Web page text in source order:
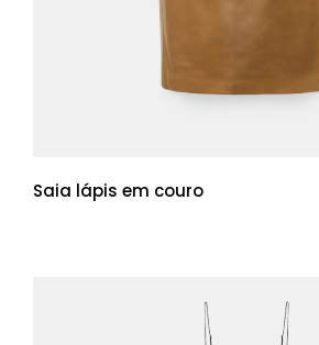
Saia lápis em couro